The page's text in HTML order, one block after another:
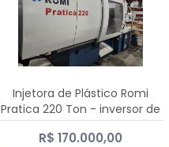
Injetora de Plástico Romi
Pratica 220 Ton - inversor de
frequência NR 12
R$ 170.000,00